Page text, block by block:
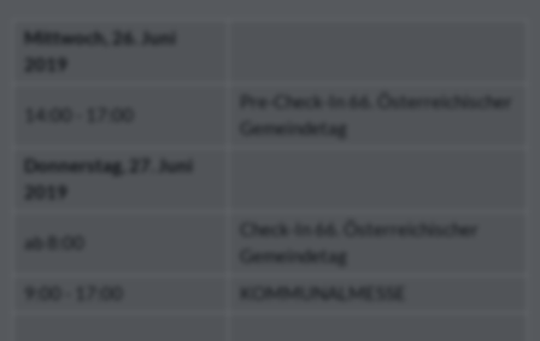
Mittwoch, 26. Juni
Pre-Check-In 66. Österreichischer
Gemeindetag
Donnerstag, 27. Juni
ab 8:00
Check-In 66. Österreichischer
Gemeindetag